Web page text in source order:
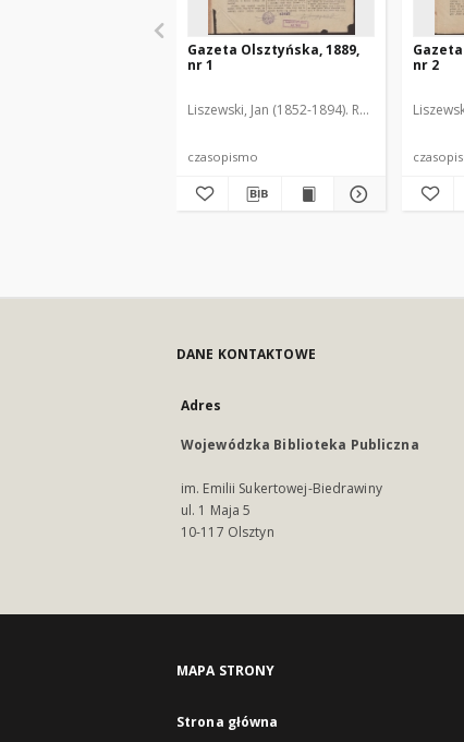
Gazeta Olsztyńska, 1889,
nr 1
Liszewski, Jan (1852-1894). Red.
czasopismo
nr 2
DANE KONTAKTOWE
Adres
Wojewódzka Biblioteka Publiczna
im. Emilii Sukertowej-Biedrawiny
ul. 1 Maja 5
10-117 Olsztyn
MAPA STRONY
Strona główna